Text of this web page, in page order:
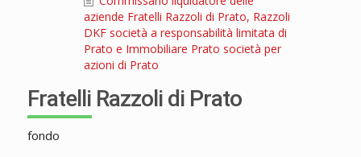
aziende Fratelli Razzoli di Prato, Razzoli
DKF società a responsabilità limitata di
Prato e Immobiliare Prato società per
azioni di Prato
Fratelli Razzoli di Prato
fondo